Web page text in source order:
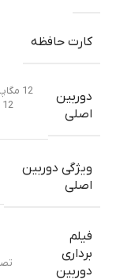
کارت حافظه
دوربین
اصلی
ویژگی دوربین
اصلی
فیلم
برداری
دوربین